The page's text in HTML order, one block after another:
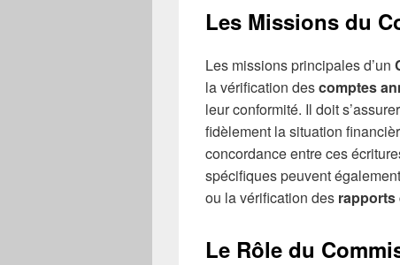
Les Missions du
Les missions principales d’un
la vérification descomptes
leur conformité. Il doit
fidèlement la situation
concordance entre ces
spécifiques peuvent
ou la vérification des rapports
Le Rôle du